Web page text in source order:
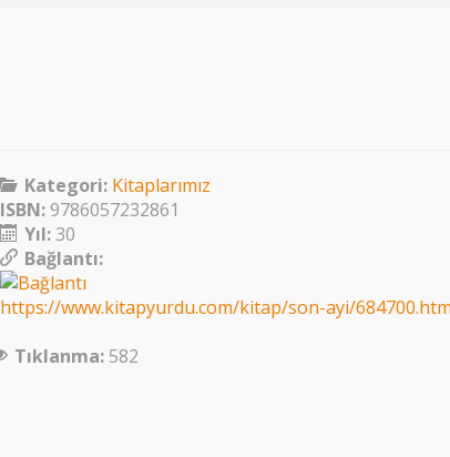
Kategori: Kitaplarımız
ISBN:9786057232861
Yıl:30
Bağlantı:
https://www.kitapyurdu.com/kitap/son-ayi/
Tıklanma: 582